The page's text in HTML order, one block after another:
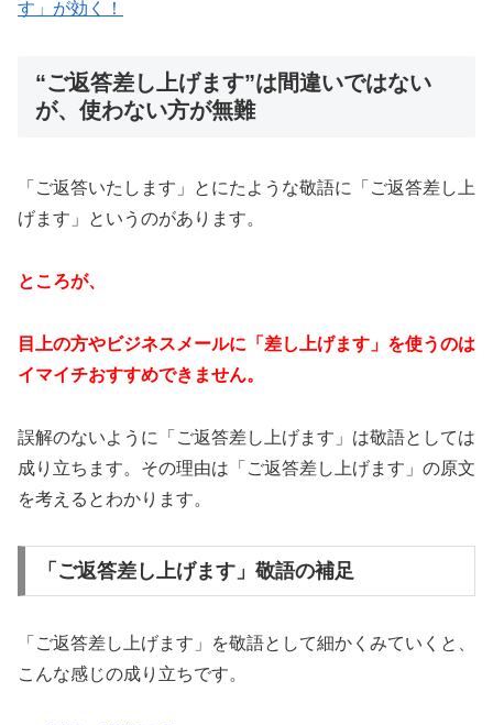
す」が効く！
“ご返答差し上げます”は間違いではない
が、使わない方が無難
「ご返答いたします」とにたような敬語に「ご返答差し上
げます」というのがあります。
ところが、
目上の方やビジネスメールに「差し上げます」を使うのは
イマイチおすすめできません。
誤解のないように「ご返答差し上げます」は敬語としては
成り立ちます。その理由は「ご返答差し上げます」の原文
を考えるとわかります。
「ご返答差し上げます」敬語の補足
「ご返答差し上げます」を敬語として細かくみていくと、
こんな感じの成り立ちです。